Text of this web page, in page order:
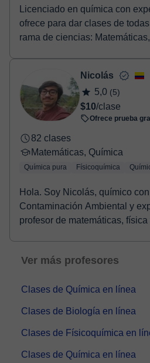
Licenciado en química con
ofrece para dar clases de
rama de ciencias:
Nicolás
5,0 (5)
$10/clase
Ofrece prueba
82 clases
Matemáticas, Química
Química pura Físicoquímica
Hola. Soy Nicolás, químico
Contaminación Ambiental y
profesor de matemáticas,
Ver más profesores
Clases de Química en línea
Clases de Biología en línea
Clases de Físicoquímica en
Clases de Química en línea